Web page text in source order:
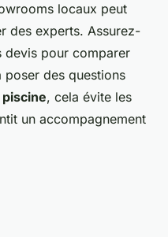
locaux peut
des experts. Assurez-
devis pour comparer
poser des questions
, cela évite les
un accompagnement